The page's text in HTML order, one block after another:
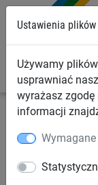
Ustawienia
Używamy
usprawniać
wyrażasz zgodę
informacji
Siatki na